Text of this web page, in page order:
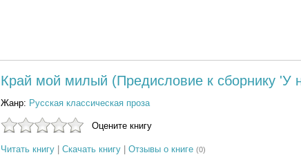
Край мой милый (Предисловие к сборнику 'У
Жанр: Русская классическая проза
Оцените книгу
Читать книгу| Скачать книгу| Отзывы о книге (0)